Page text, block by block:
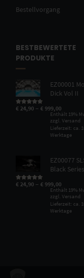
Bestellvorgang
BESTBEWERTETE
PRODUKTE
EZ00001
Dick Vol II
Bewertet mit
von 5
€ 24,90 –€ 999,00
Enthält 19%
zzgl.Versand
Lieferzeit: ca.
Werktage
EZ00077
Black Series
Bewertet mit
von 5
€ 24,90 –€ 999,00
Enthält 19%
zzgl.Versand
Lieferzeit: ca.
Werktage